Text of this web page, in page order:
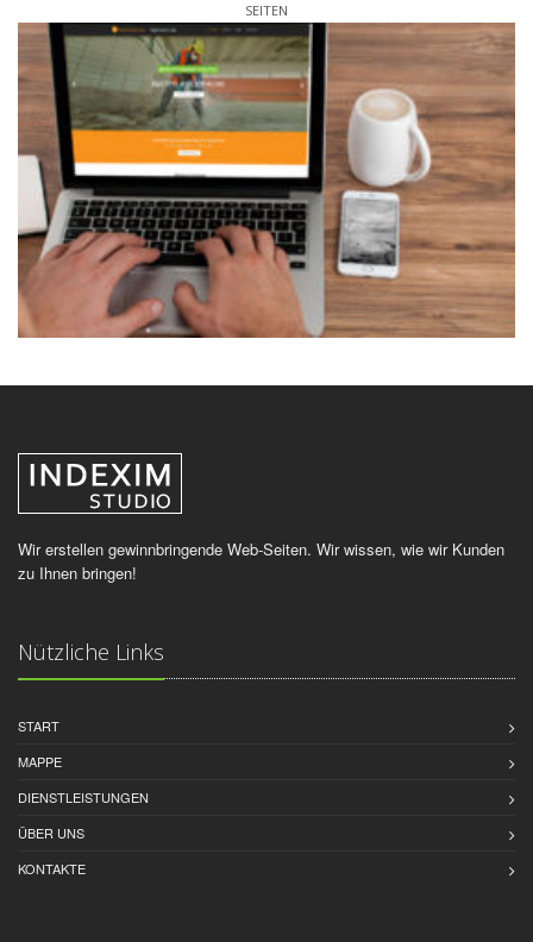
SEITEN
Wir erstellen gewinnbringende Web-Seiten. Wir wissen, wie wir Kunden
zu Ihnen bringen!
Nützliche Links
START
MAPPE
DIENSTLEISTUNGEN
ÜBER UNS
KONTAKTE